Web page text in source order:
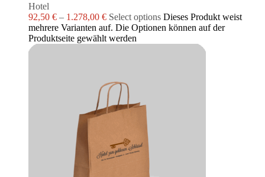
Hotel
92,50 € – 1.278,00 € Select options Dieses Produkt weist
mehrere Varianten auf. Die Optionen können auf der
Produktseite gewählt werden